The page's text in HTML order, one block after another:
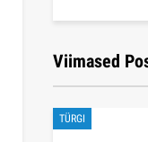
Viimased
TÜRGI